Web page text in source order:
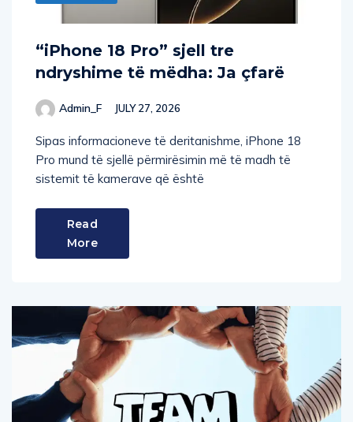
“iPhone 18 Pro” sjell tre
ndryshime të mëdha: Ja çfarë
Admin_F JULY 27, 2026
Sipas informacioneve të deritanishme, iPhone 18
Pro mund të sjellë përmirësimin më të madh të
sistemit të kamerave që është
Read
More